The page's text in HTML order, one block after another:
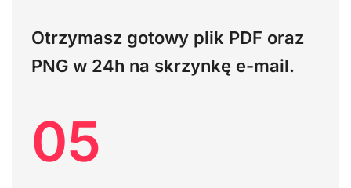
Otrzymasz gotowy plik PDF oraz
PNG w 24h na skrzynkę e-mail.
05